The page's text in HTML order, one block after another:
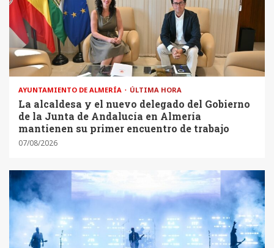
AYUNTAMIENTO DE ALMERÍA ÚLTIMA HORA
La alcaldesa y el nuevo delegado del Gobierno
de la Junta de Andalucía en Almería
mantienen su primer encuentro de trabajo
07/08/2026